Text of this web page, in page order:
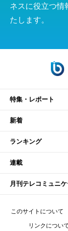
ネスに役立つ情
たします。
特集・レポート
新着
ランキング
連載
月刊テレコミュニ
このサイトについて
リンクについ